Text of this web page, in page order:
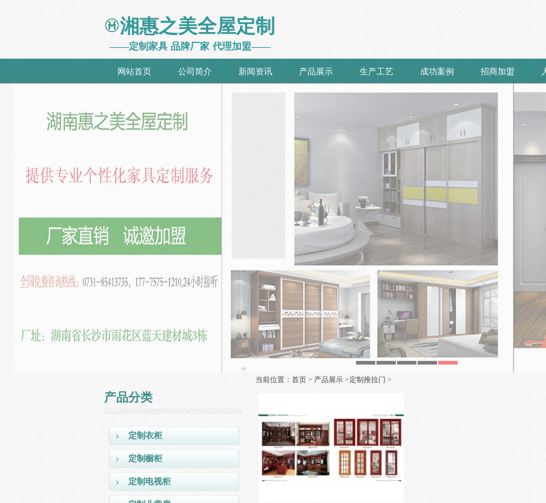
湘惠之美全屋定制
——定制家具 品牌厂家 代理加盟——
网站首页 公司简介 新闻资讯 产品展示 生产工艺 成功案例 招商加盟
产品分类
定制衣柜
定制橱柜
定制电视柜
当前位置： 首页 > 产品展示 >定制推拉门 >